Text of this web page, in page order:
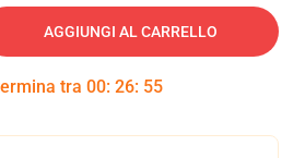
AGGIUNGI AL CARRELLO
tra 00: 26: 54